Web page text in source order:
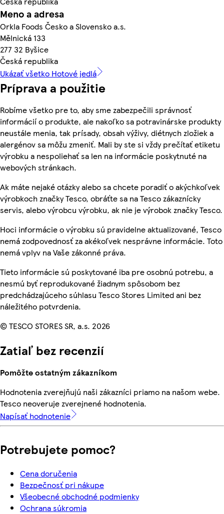
Meno a adresa
Orkla Foods Česko a Slovensko a.s.
Mělnická 133
277 32 Byšice
Česká republika
Ukázať všetko Hotové jedlá
Príprava a použitie
Robíme všetko pre to, aby sme zabezpečili správnosť
informácií o produkte, ale nakoľko sa potravinárske produkty
neustále menia, tak prísady, obsah výživy, diétnych zložiek a
alergénov sa môžu zmeniť. Mali by ste si vždy prečítať etiketu
výrobku a nespoliehať sa len na informácie poskytnuté na
webových stránkach.
Ak máte nejaké otázky alebo sa chcete poradiť o akýchkoľvek
výrobkoch značky Tesco, obráťte sa na Tesco zákaznícky
servis, alebo výrobcu výrobku, ak nie je výrobok značky Tesco.
Hoci informácie o výrobku sú pravidelne aktualizované, Tesco
nemá zodpovednosť za akékoľvek nesprávne informácie. Toto
nemá vplyv na Vaše zákonné práva.
Tieto informácie sú poskytované iba pre osobnú potrebu, a
nesmú byť reprodukované žiadnym spôsobom bez
predchádzajúceho súhlasu Tesco Stores Limited ani bez
náležitého potvrdenia.
© TESCO STORES SR, a.s. 2026
Zatiaľ bez recenzií
Pomôžte ostatným zákazníkom
Hodnotenia zverejňujú naši zákazníci priamo na našom webe.
Tesco neoveruje zverejnené hodnotenia.
Napísať hodnotenie
Potrebujete pomoc?
Cena doručenia
Bezpečnosť pri nákupe
Všeobecné obchodné podmienky
Ochrana súkromia